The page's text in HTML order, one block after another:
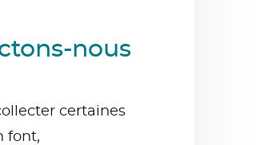
nous
certaines
font,